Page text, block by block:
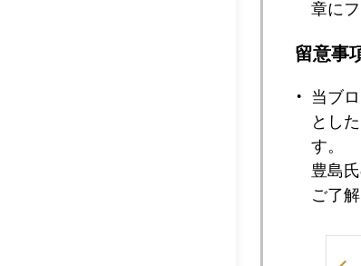
2012
2012
2012
2012
章に
留意事
当ブ
とし
す。
豊島
ご了